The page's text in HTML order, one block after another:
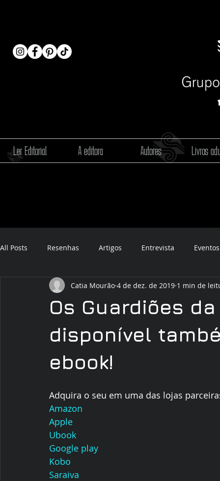
Ler Editorial A editora Autores Livros
All Posts Resenhas Artigos Entrevista Eventos
audiobook
Os Guardiões
disponível
ebook!
Catia Mourão 4 de dez. de 2019 1 min de
Adquira o seu em uma das lojas
Amazon
Apple
Ubook
Google play
Kobo
Saraiva